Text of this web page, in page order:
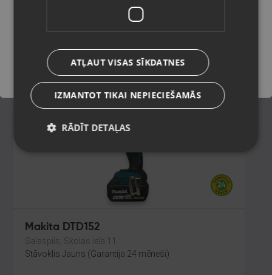
Stāvoklis Lietots (Garantija 6 mēneši)
150.00 €
6.82€/mēn.
Makita DTD152
Salaspils, Skolas iela 11
Stāvoklis Jauns (Garantija 24 mēneši)
Saglabāt
ATĻAUT VISAS SĪKDATNES
IZMANTOT TIKAI NEPIECIEŠAMĀS
RĀDĪT DETAĻAS